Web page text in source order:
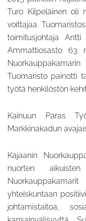
Turo Kilpeläinen oli
voittajaa.
toimitusjohtaja Antti
Ammattiosasto 63
Tuomaristo painotti
työtä henkilöstön
Kainuun Paras
Markkinakadun
Kajaanin
nuorten
yhteiskuntaan
johtamistaitoa,